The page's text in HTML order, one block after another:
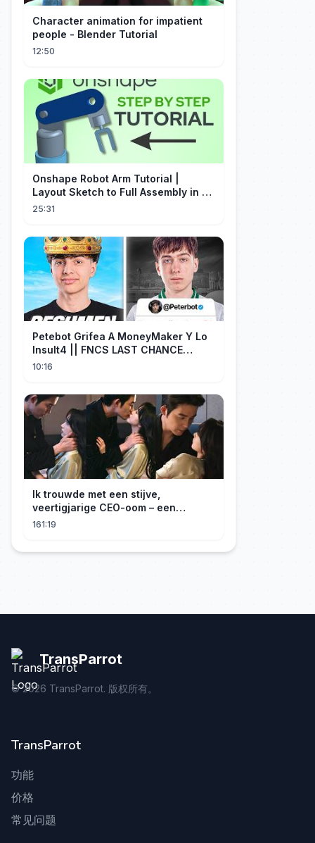
Character animation for impatient
people - Blender Tutorial
12:50
Onshape Robot Arm Tutorial |
Layout Sketch to Full Assembly in 20
Minutes!
25:31
Petebot Grifea A MoneyMaker Y Lo
Insult4 || FNCS LAST CHANCE
Resumen
10:16
Ik trouwde met een stijve,
veertigjarige CEO-oom – een
verborgen monster van acht jaar! Hij
161:19
TransParrot
©2026 TransParrot. 版权所有。
TransParrot
功能
价格
常见问题